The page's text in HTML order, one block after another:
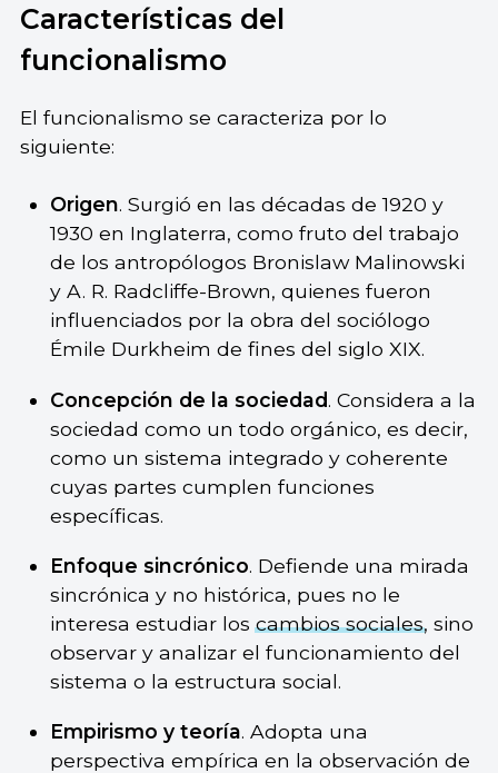
Características del
funcionalismo
El funcionalismo se caracteriza por lo
siguiente:
Origen. Surgió en las décadas de 1920 y
1930 en Inglaterra, como fruto del trabajo
de los antropólogos Bronislaw Malinowski
y A. R. Radcliffe-Brown, quienes fueron
influenciados por la obra del sociólogo
Émile Durkheim de fines del siglo XIX.
Concepción de la sociedad. Considera a la
sociedad como un todo orgánico, es decir,
como un sistema integrado y coherente
cuyas partes cumplen funciones
específicas.
Enfoque sincrónico. Defiende una mirada
sincrónica y no histórica, pues no le
interesa estudiar loscambios sociales, sino
observar y analizar el funcionamiento del
sistema o la estructura social.
Empirismo y teoría. Adopta una
perspectiva empírica en la observación de